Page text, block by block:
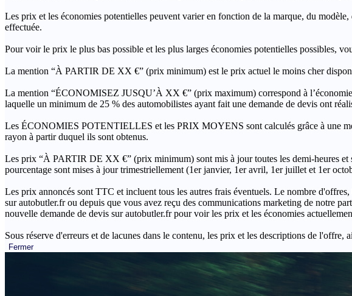
Les prix et les économies potentielles peuvent varier en fonction de la marque, du
effectuée.
Pour voir le prix le plus bas possible et les plus larges économies potentielles possibles,
La mention “À PARTIR DE XX €” (prix minimum) est le prix actuel le moins cher
La mention “ÉCONOMISEZ JUSQU’À XX €” (prix maximum) correspond à
laquelle un minimum de 25 % des automobilistes ayant fait une demande de devis ont
Les ÉCONOMIES POTENTIELLES et les PRIX MOYENS sont calculés grâce à une
rayon à partir duquel ils sont obtenus.
Les prix “À PARTIR DE XX €” (prix minimum) sont mis à jour toutes les demi-heures et
pourcentage sont mises à jour trimestriellement (1er janvier, 1er avril, 1er juillet et 1er
Les prix annoncés sont TTC et incluent tous les autres frais éventuels. Le nombre
sur autobutler.fr ou depuis que vous avez reçu des communications marketing de notre
nouvelle demande de devis sur autobutler.fr pour voir les prix et les économies
Sous réserve d'erreurs et de lacunes dans le contenu, les prix et les descriptions de l'offre,
Fermer